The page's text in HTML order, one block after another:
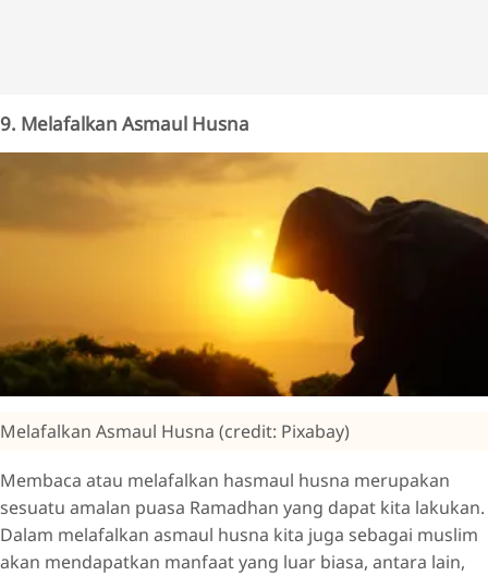
9. Melafalkan Asmaul Husna
Melafalkan Asmaul Husna (credit: Pixabay)
Membaca atau melafalkan hasmaul husna merupakan
sesuatu amalan puasa Ramadhan yang dapat kita lakukan.
Dalam melafalkan asmaul husna kita juga sebagai muslim
akan mendapatkan manfaat yang luar biasa, antara lain,